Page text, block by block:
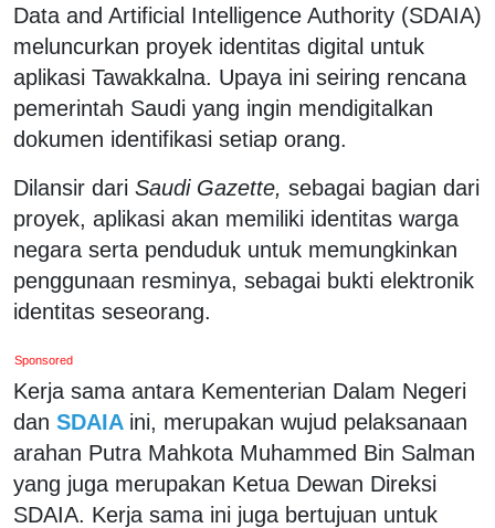
Data and Artificial Intelligence Authority (SDAIA)
meluncurkan proyek identitas digital untuk
aplikasi Tawakkalna. Upaya ini seiring rencana
pemerintah Saudi yang ingin mendigitalkan
dokumen identifikasi setiap orang.
Dilansir dari Saudi Gazette, sebagai bagian dari
proyek, aplikasi akan memiliki identitas warga
negara serta penduduk untuk memungkinkan
penggunaan resminya, sebagai bukti elektronik
identitas seseorang.
Sponsored
Kerja sama antara Kementerian Dalam Negeri
dan SDAIA ini, merupakan wujud pelaksanaan
arahan Putra Mahkota Muhammed Bin Salman
yang juga merupakan Ketua Dewan Direksi
SDAIA. Kerja sama ini juga bertujuan untuk